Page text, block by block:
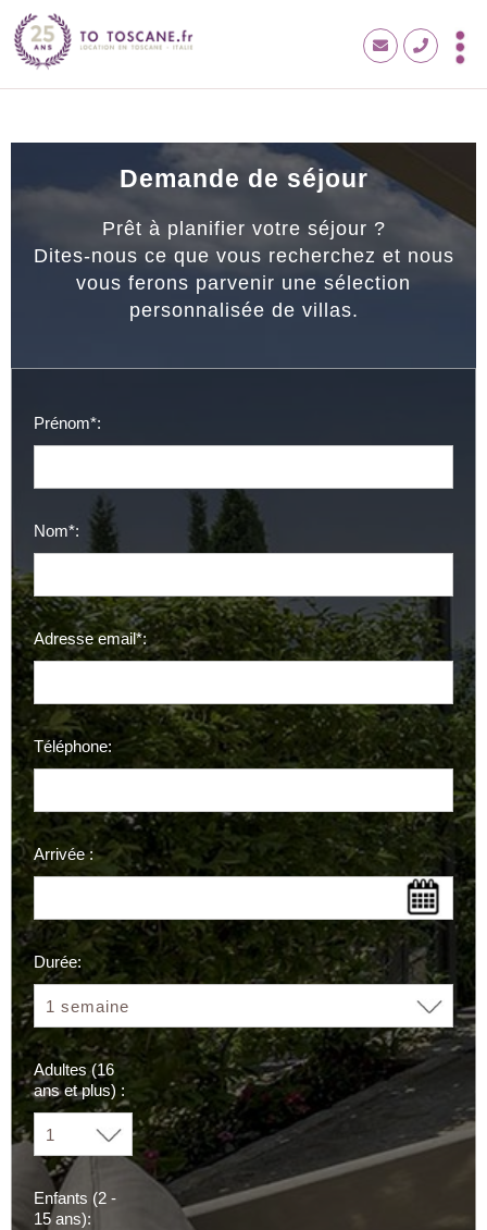
Demande de séjour
Prêt à planifier votre séjour ?
Dites-nous ce que vous recherchez et nous
vous ferons parvenir une sélection
personnalisée de villas.
Prénom*:
Nom*:
Adresse email*:
Téléphone:
Arrivée :
Durée:
Adultes (16
ans et plus) :
Enfants (2 -
15 ans):